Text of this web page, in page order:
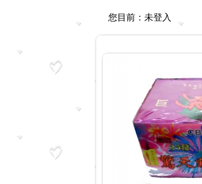
您目前： 未登入